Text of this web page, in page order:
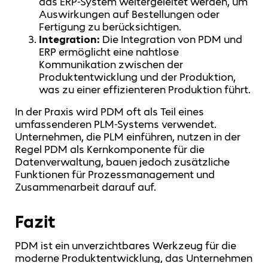
Auswirkungen auf Bestellungen oder
Fertigung zu berücksichtigen.
Integration: Die Integration von PDM und
ERP ermöglicht eine nahtlose
Kommunikation zwischen der
Produktentwicklung und der Produktion,
was zu einer effizienteren Produktion führt.
In der Praxis wird PDM oft als Teil eines
umfassenderen PLM-Systems verwendet.
Unternehmen, die PLM einführen, nutzen in der
Regel PDM als Kernkomponente für die
Datenverwaltung, bauen jedoch zusätzliche
Funktionen für Prozessmanagement und
Zusammenarbeit darauf auf.
Fazit
PDM ist ein unverzichtbares Werkzeug für die
moderne Produktentwicklung, das Unternehmen